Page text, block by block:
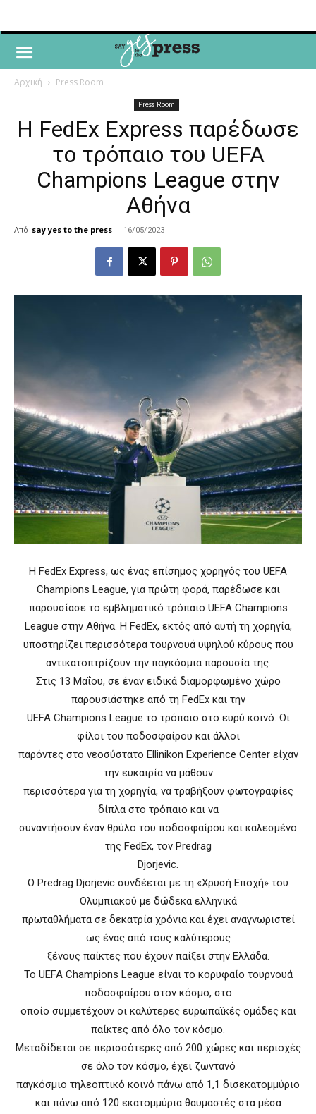
Αρχική Press Room
Press Room
Η FedEx Express παρέδωσε
το τρόπαιο του UEFA
Champions League στην
Αθήνα
Από say yes to the press - 16/05/2023
Η FedEx Express, ως ένας επίσημος χορηγός του UEFA
Champions League, για πρώτη φορά, παρέδωσε και
παρουσίασε το εμβληματικό τρόπαιο UEFA Champions
League στην Αθήνα. Η FedEx, εκτός από αυτή τη χορηγία,
υποστηρίζει περισσότερα τουρνουά υψηλού κύρους που
αντικατοπτρίζουν την παγκόσμια παρουσία της.
Στις 13 Μαΐου, σε έναν ειδικά διαμορφωμένο χώρο
παρουσιάστηκε από τη FedEx και την
UEFA Champions League το τρόπαιο στο ευρύ κοινό. Οι
φίλοι του ποδοσφαίρου και άλλοι
παρόντες στο νεοσύστατο Ellinikon Experience Center είχαν
την ευκαιρία να μάθουν
περισσότερα για τη χορηγία, να τραβήξουν φωτογραφίες
δίπλα στο τρόπαιο και να
συναντήσουν έναν θρύλο του ποδοσφαίρου και καλεσμένο
της FedEx, τον Predrag
Djorjevic.
Ο Predrag Djorjevic συνδέεται με τη «Χρυσή Εποχή» του
Ολυμπιακού με δώδεκα ελληνικά
πρωταθλήματα σε δεκατρία χρόνια και έχει αναγνωριστεί
ως ένας από τους καλύτερους
ξένους παίκτες που έχουν παίξει στην Ελλάδα.
Το UEFA Champions League είναι το κορυφαίο τουρνουά
ποδοσφαίρου στον κόσμο, στο
οποίο συμμετέχουν οι καλύτερες ευρωπαϊκές ομάδες και
παίκτες από όλο τον κόσμο.
Μεταδίδεται σε περισσότερες από 200 χώρες και περιοχές
σε όλο τον κόσμο, έχει ζωντανό
παγκόσμιο τηλεοπτικό κοινό πάνω από 1,1 δισεκατομμύριο
και πάνω από 120 εκατομμύρια θαυμαστές στα μέσα